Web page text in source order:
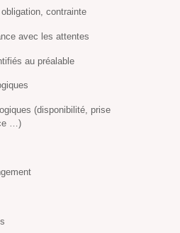
contrainte
avec les attentes
au préalable
(disponibilité, prise
…)